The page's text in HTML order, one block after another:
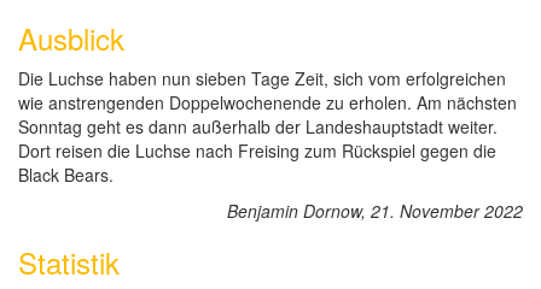
Ausblick
Die Luchse haben nun sieben Tage Zeit, sich vom erfolgreichen
wie anstrengenden Doppelwochenende zu erholen. Am nächsten
Sonntag geht es dann außerhalb der Landeshauptstadt weiter.
Dort reisen die Luchse nach Freising zum Rückspiel gegen die
Black Bears.
Benjamin Dornow, 21. November 2022
Statistik